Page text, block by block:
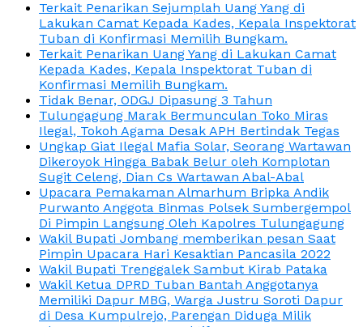
Terkait Penarikan Sejumplah Uang Yang di
Lakukan Camat Kepada Kades, Kepala Inspektorat
Tuban di Konfirmasi Memilih Bungkam.
Terkait Penarikan Uang Yang di Lakukan Camat
Kepada Kades, Kepala Inspektorat Tuban di
Konfirmasi Memilih Bungkam.
Tidak Benar, ODGJ Dipasung 3 Tahun
Tulungagung Marak Bermunculan Toko Miras
Ilegal, Tokoh Agama Desak APH Bertindak Tegas
Ungkap Giat Ilegal Mafia Solar, Seorang Wartawan
Dikeroyok Hingga Babak Belur oleh Komplotan
Sugit Celeng, Dian Cs Wartawan Abal-Abal
Upacara Pemakaman Almarhum Bripka Andik
Purwanto Anggota Binmas Polsek Sumbergempol
Di Pimpin Langsung Oleh Kapolres Tulungagung
Wakil Bupati Jombang memberikan pesan Saat
Pimpin Upacara Hari Kesaktian Pancasila 2022
Wakil Bupati Trenggalek Sambut Kirab Pataka
Wakil Ketua DPRD Tuban Bantah Anggotanya
Memiliki Dapur MBG, Warga Justru Soroti Dapur
di Desa Kumpulrejo, Parengan Diduga Milik